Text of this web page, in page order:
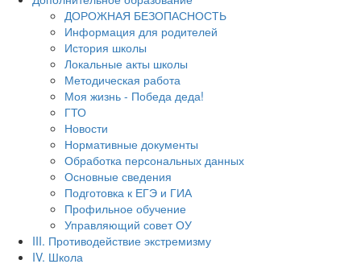
ДОРОЖНАЯ БЕЗОПАСНОСТЬ
Информация для родителей
История школы
Локальные акты школы
Методическая работа
Моя жизнь - Победа деда!
ГТО
Новости
Нормативные документы
Обработка персональных данных
Основные сведения
Подготовка к ЕГЭ и ГИА
Профильное обучение
Управляющий совет ОУ
III. Противодействие экстремизму
IV. Школа